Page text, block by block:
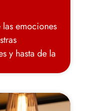
emociones
y hasta de la